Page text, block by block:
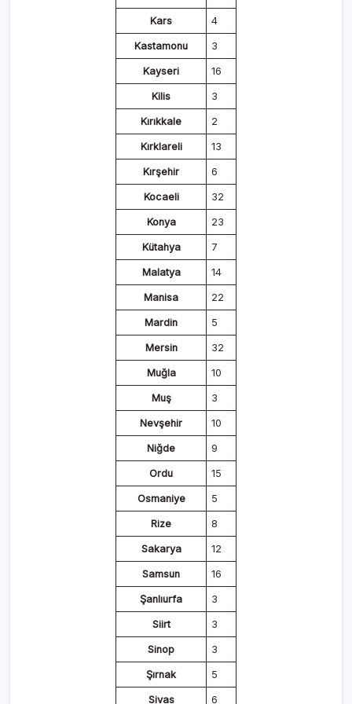
Kars 4
Kastamonu 3
Kayseri 16
Kilis 3
Kırıkkale 2
Kırklareli 13
Kırşehir 6
Kocaeli 32
Konya 23
Kütahya 7
Malatya 14
Manisa 22
Mardin 5
Mersin 32
Muğla 10
Muş 3
Nevşehir 10
Niğde 9
Ordu 15
Osmaniye 5
Rize 8
Sakarya 12
Samsun 16
Şanlıurfa 3
Siirt 3
Sinop 3
Şırnak 5
Sivas 6